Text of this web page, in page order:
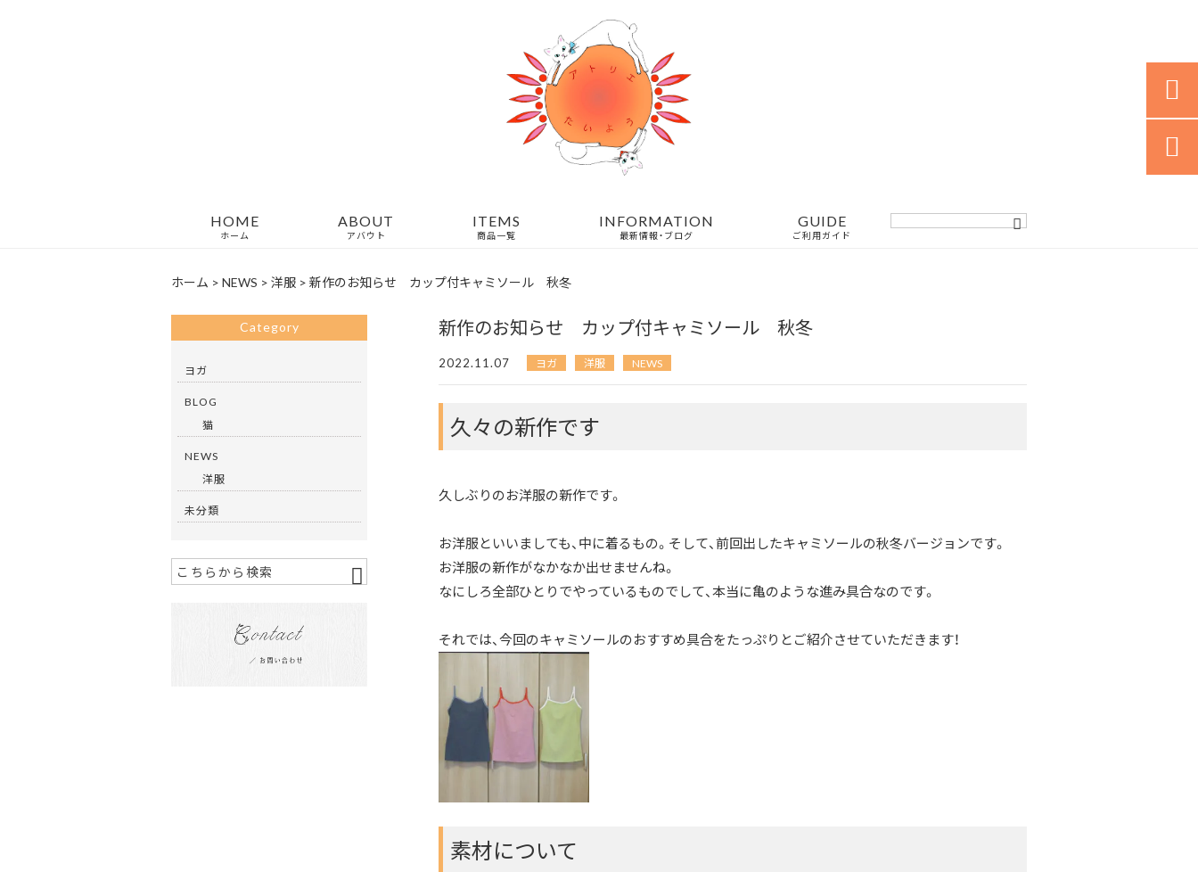
HOME
ホーム
ABOUT
アバウト
ITEMS
商品一覧
INFORMATION
最新情報・ブログ
GUIDE
ご利用ガイド
ホーム > NEWS > 洋服 > 新作のお知らせ カップ付キャミソール 秋冬
新作のお知らせ カップ付キャミソール 秋冬
2022.11.07 ヨガ 洋服 NEWS
久々の新作です
久しぶりのお洋服の新作です。
お洋服といいましても、中に着るもの。そして、前回出したキャミソールの秋冬バージョンです。
お洋服の新作がなかなか出せませんね。
なにしろ全部ひとりでやっているものでして、本当に亀のような進み具合なのです。
それでは、今回のキャミソールのおすすめ具合をたっぷりとご紹介させていただきます！
素材について
Category
ヨガ
BLOG
猫
NEWS
洋服
未分類

